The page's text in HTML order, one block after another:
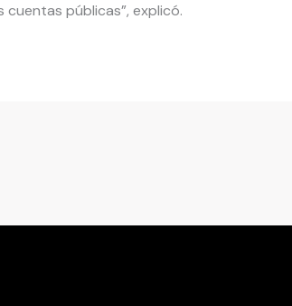
cuentas públicas”, explicó.